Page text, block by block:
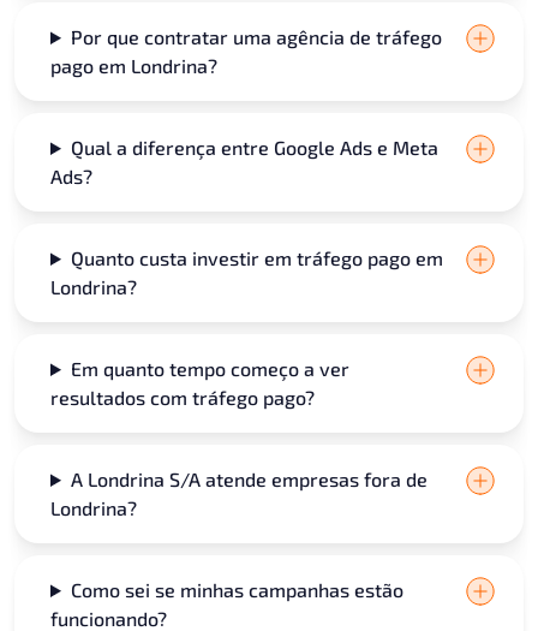
Por que contratar uma agência de tráfego
pago em Londrina?
Qual a diferença entre Google Ads e Meta
Ads?
Quanto custa investir em tráfego pago em
Londrina?
Em quanto tempo começo a ver
resultados com tráfego pago?
A Londrina S/A atende empresas fora de
Londrina?
Como sei se minhas campanhas estão
funcionando?